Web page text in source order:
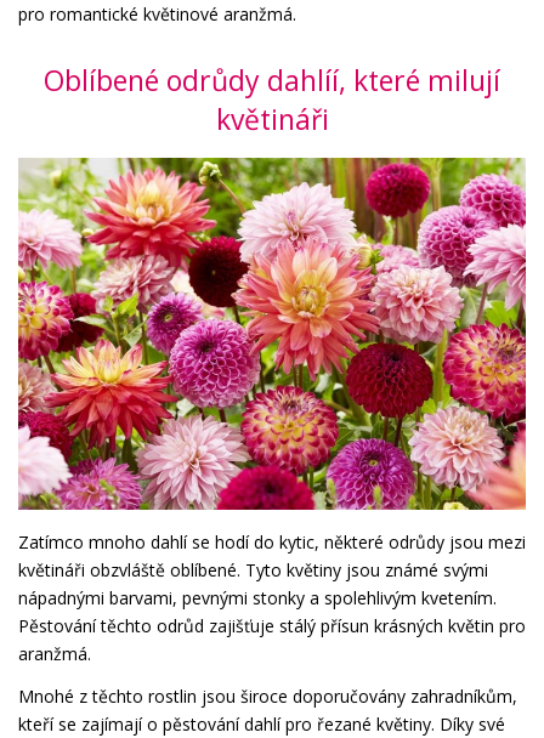
pro romantické květinové aranžmá.
Oblíbené odrůdy dahlíí, které milují
květináři
Zatímco mnoho dahlí se hodí do kytic, některé odrůdy jsou mezi
květináři obzvláště oblíbené. Tyto květiny jsou známé svými
nápadnými barvami, pevnými stonky a spolehlivým kvetením.
Pěstování těchto odrůd zajišťuje stálý přísun krásných květin pro
aranžmá.
Mnohé z těchto rostlin jsou široce doporučovány zahradníkům,
kteří se zajímají o pěstování dahlí pro řezané květiny. Díky své